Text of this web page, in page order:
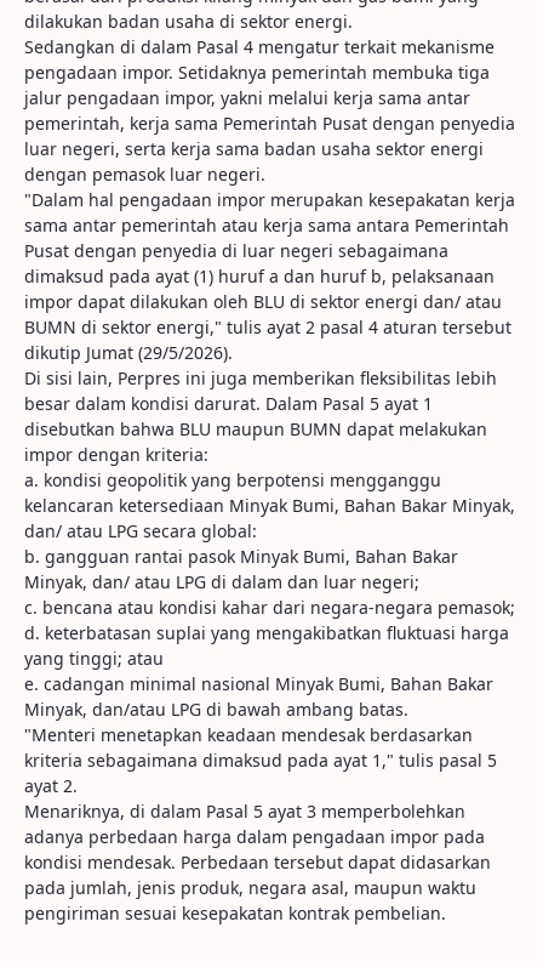
dilakukan badan usaha di sektor energi.
Sedangkan di dalam Pasal 4 mengatur terkait mekanisme
pengadaan impor. Setidaknya pemerintah membuka tiga
jalur pengadaan impor, yakni melalui kerja sama antar
pemerintah, kerja sama Pemerintah Pusat dengan penyedia
luar negeri, serta kerja sama badan usaha sektor energi
dengan pemasok luar negeri.
"Dalam hal pengadaan impor merupakan kesepakatan kerja
sama antar pemerintah atau kerja sama antara Pemerintah
Pusat dengan penyedia di luar negeri sebagaimana
dimaksud pada ayat (1) huruf a dan huruf b, pelaksanaan
impor dapat dilakukan oleh BLU di sektor energi dan/ atau
BUMN di sektor energi," tulis ayat 2 pasal 4 aturan tersebut
dikutip Jumat (29/5/2026).
Di sisi lain, Perpres ini juga memberikan fleksibilitas lebih
besar dalam kondisi darurat. Dalam Pasal 5 ayat 1
disebutkan bahwa BLU maupun BUMN dapat melakukan
impor dengan kriteria:
a. kondisi geopolitik yang berpotensi mengganggu
kelancaran ketersediaan Minyak Bumi, Bahan Bakar Minyak,
dan/ atau LPG secara global:
b. gangguan rantai pasok Minyak Bumi, Bahan Bakar
Minyak, dan/ atau LPG di dalam dan luar negeri;
c. bencana atau kondisi kahar dari negara-negara pemasok;
d. keterbatasan suplai yang mengakibatkan fluktuasi harga
yang tinggi; atau
e. cadangan minimal nasional Minyak Bumi, Bahan Bakar
Minyak, dan/atau LPG di bawah ambang batas.
"Menteri menetapkan keadaan mendesak berdasarkan
kriteria sebagaimana dimaksud pada ayat 1," tulis pasal 5
ayat 2.
Menariknya, di dalam Pasal 5 ayat 3 memperbolehkan
adanya perbedaan harga dalam pengadaan impor pada
kondisi mendesak. Perbedaan tersebut dapat didasarkan
pada jumlah, jenis produk, negara asal, maupun waktu
pengiriman sesuai kesepakatan kontrak pembelian.